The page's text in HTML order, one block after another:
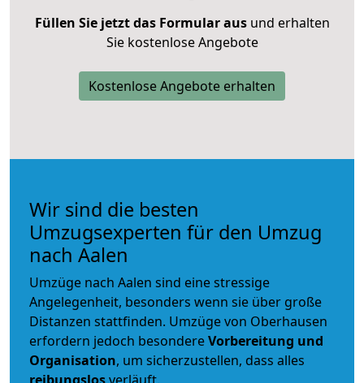
Füllen Sie jetzt das Formular ausund erhalten
Sie kostenlose Angebote
Kostenlose Angebote erhalten
Wir sind die besten
Umzugsexperten für den Umzug
nach Aalen
Umzüge nach Aalen sind eine stressige
Angelegenheit, besonders wenn sie über große
Distanzen stattfinden. Umzüge von Oberhausen
erfordern jedoch besondereVorbereitung und
Organisation, um sicherzustellen, dass alles